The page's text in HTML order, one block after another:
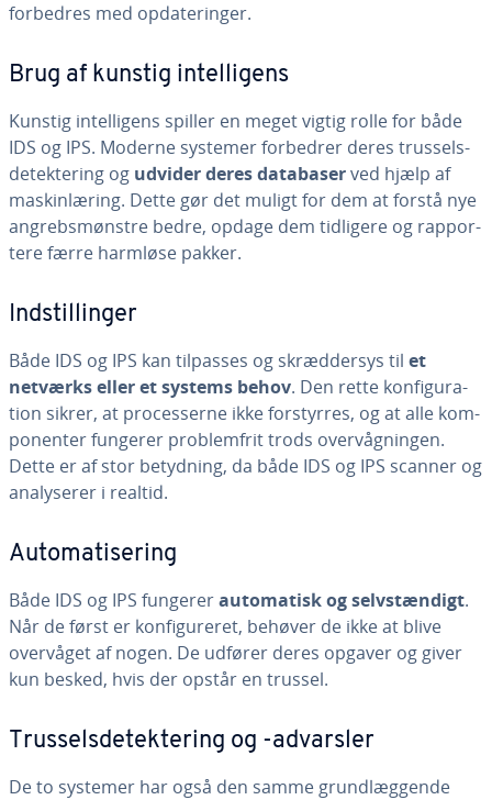
forbedres med op­da­te­rin­ger.
Brug af kunstig in­tel­li­gens
Kunstig in­tel­li­gens spiller en meget vigtig rolle for både
IDS og IPS. Moderne systemer forbedrer deres trus­sels­
de­tek­te­ring og udvider deres databaserved hjælp af
ma­skin­læ­ring. Dette gør det muligt for dem at forstå nye
an­grebs­møn­stre bedre, opdage dem tidligere og rap­por­
te­re færre harmløse pakker.
Indstil­lin­ger
Både IDS og IPS kan tilpasses og skræd­der­sys til et
netværks eller et systems behov. Den rette kon­fi­gu­ra­
tion sikrer, at pro­ces­ser­ne ikke for­styr­res, og at alle kom­
po­nen­ter fungerer pro­blem­frit trods over­våg­nin­gen.
Dette er af stor betydning, da både IDS og IPS scanner og
ana­ly­se­rer i realtid.
Au­to­ma­ti­se­ring
Både IDS og IPS fungererau­to­ma­tisk og selv­stæn­digt.
Når de først er kon­fi­gu­re­ret, behøver de ikke at blive
overvåget af nogen. De udfører deres opgaver og giver
kun besked, hvis der opstår en trussel.
Trus­sels­de­tek­te­ring og -advarsler
De to systemer har også den samme grund­læg­gen­de